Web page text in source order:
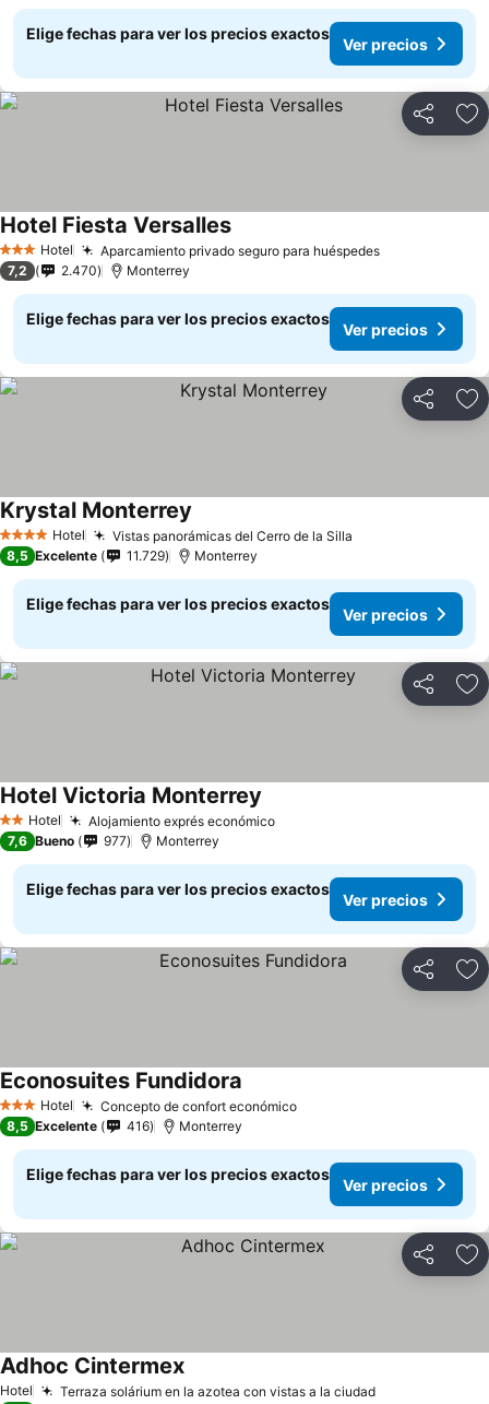
Elige fechas para ver los precios exactos
Ver precios
Compartir
3 Estrellas
Hotel Aparcamiento privado seguro para huéspedesVer precios
Hotel Fiesta VersallesVer precios
7,2 2.470 Monterrey
Elige fechas para ver los precios exactos
Ver precios
Compartir
4 EstrellasHotel Vistas panorámicas del Cerro de la Silla
Krystal Monterrey
8,5 Excelente 11.729 Monterrey
Elige fechas para ver los precios exactos
Ver precios
Compartir
2 Estrellas
Hotel Alojamiento exprés económicoVer precios
Hotel Victoria Monterrey
7,6 Bueno 977 Monterrey
Elige fechas para ver los precios exactos
Ver precios
Compartir
3 Estrellas
Hotel Concepto de confort económicoVer precios
Econosuites Fundidora
8,5 Excelente 416 Monterrey
Elige fechas para ver los precios exactos
Ver precios
Compartir
Hotel Terraza solárium en la azotea con vistas a la ciudadVer precios
Adhoc CintermexVer precios